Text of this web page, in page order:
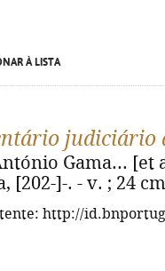
À LISTA
judiciário
Gama... [et
[202-]-. - v. ; 24
http://